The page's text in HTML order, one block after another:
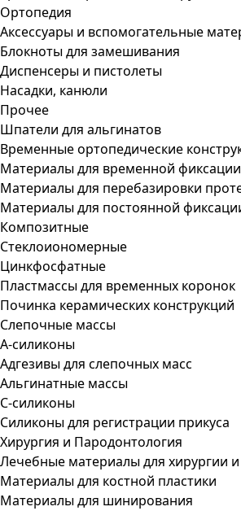
Ортопедия
Аксессуары и вспомогательные
Блокноты для замешивания
Диспенсеры и пистолеты
Насадки, канюли
Прочее
Шпатели для альгинатов
Временные ортопедические
Материалы для временной фиксации
Материалы для перебазировки
Материалы для постоянной
Композитные
Стеклоиономерные
Цинкфосфатные
Пластмассы для временных коронок
Починка керамических конструкций
Слепочные массы
А-силиконы
Адгезивы для слепочных масс
Альгинатные массы
С-силиконы
Силиконы для регистрации прикуса
Хирургия и Пародонтология
Лечебные материалы для хирургии
Материалы для костной пластики
Материалы для шинирования